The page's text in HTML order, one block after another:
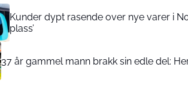
Kunder dypt rasende over nye varer i
plass’
37 år gammel mann brakk sin edle del: